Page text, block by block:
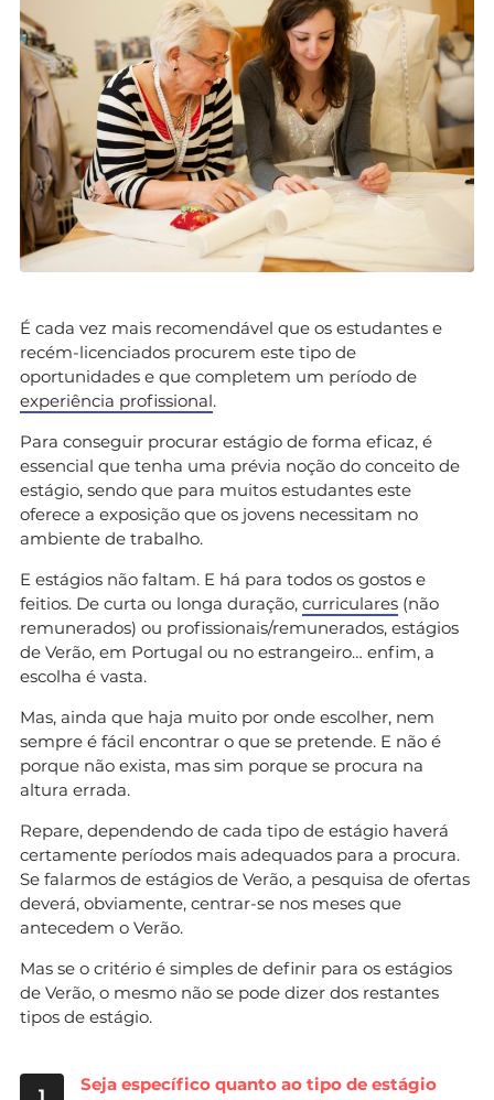
É cada vez mais recomendável que os estudantes e
recém-licenciados procurem este tipo de
oportunidades e que completem um período de
experiência profissional.
Para conseguir procurar estágio de forma eficaz, é
essencial que tenha uma prévia noção do conceito de
estágio, sendo que para muitos estudantes este
oferece a exposição que os jovens necessitam no
ambiente de trabalho.
E estágios não faltam. E há para todos os gostos e
feitios. De curta ou longa duração, curriculares (não
remunerados) ou profissionais/remunerados, estágios
de Verão, em Portugal ou no estrangeiro… enfim, a
escolha é vasta.
Mas, ainda que haja muito por onde escolher, nem
sempre é fácil encontrar o que se pretende. E não é
porque não exista, mas sim porque se procura na
altura errada.
Repare, dependendo de cada tipo de estágio haverá
certamente períodos mais adequados para a procura.
Se falarmos de estágios de Verão, a pesquisa de ofertas
deverá, obviamente, centrar-se nos meses que
antecedem o Verão.
Mas se o critério é simples de definir para os estágios
de Verão, o mesmo não se pode dizer dos restantes
tipos de estágio.
1
Seja específico quanto ao tipo de estágio